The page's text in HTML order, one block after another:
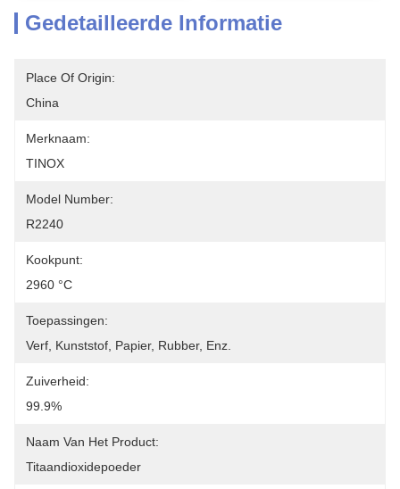
Gedetailleerde Informatie
Place Of Origin:
China
Merknaam:
TINOX
Model Number:
R2240
Kookpunt:
2960 °C
Toepassingen:
Verf, Kunststof, Papier, Rubber, Enz.
Zuiverheid:
99.9%
Naam Van Het Product:
Titaandioxidepoeder